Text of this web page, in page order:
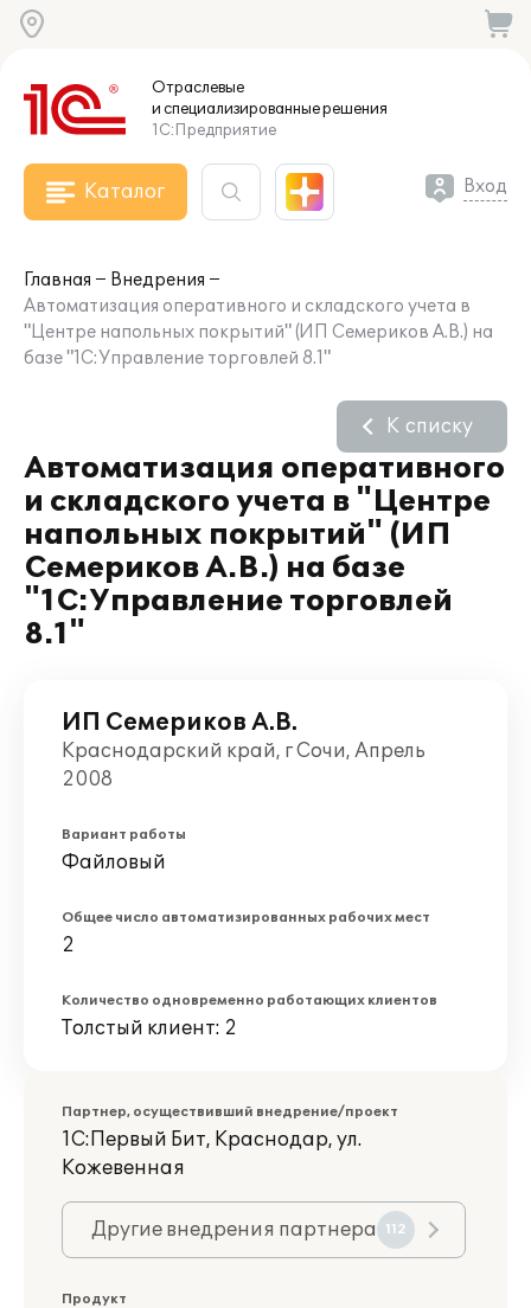
Отраслевые
и специализированныерешения
1С:Предприятие
Каталог Вход
Главная
Внедрения
Автоматизация оперативного и складского учета в
"Центре напольных покрытий" (ИП Семериков А.В.) на
базе "1С:Управление торговлей 8.1"
Автоматизация оперативного
и складского учета в "Центре
напольных покрытий" (ИП
Семериков А.В.) на базе
"1С:Управление торговлей
8.1"
К списку
ИП Семериков А.В.
Краснодарский край, г Сочи, Апрель
2008
Вариант работы
Файловый
Общее число автоматизированных рабочих мест
2
Количество одновременно работающих клиентов
Толстый клиент: 2
Партнер, осуществивший внедрение/проект
1С:Первый Бит, Краснодар, ул.
Кожевенная
Другие внедрения партнера 112
Продукт